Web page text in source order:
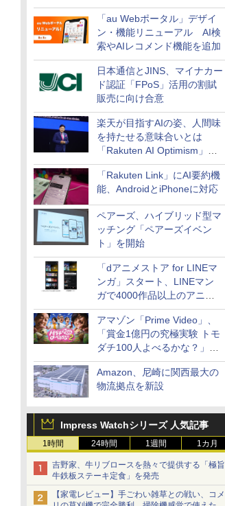
万円引き
「au Webポータル」デザイ
ン・機能リニューアル AI検
索やAIレコメンド機能を追加
日本通信とJINS、マイナカー
ド認証「FPoS」活用の割賦
販売に向け合意
楽天が目指すAIの姿、人間味
を持たせる意味合いとは
「Rakuten AI Optimism」三
木谷氏の基調講演
「Rakuten Link」にAI要約機
能、AndroidとiPhoneに対応
ペアーズ、ハイブリッド型マ
ッチング「ペアーズイベン
ト」を開始
「dアニメストア for LINEマ
ンガ」スタート、LINEマン
ガで4000作品以上のアニメ
見放題
アマゾン「Prime Video」、
「賞金1億円の究極実験 トモ
ダチ100人よべるかな？」シ
ーズン2の参加者公開
Amazon、尼崎に関西最大の
物流拠点を新設
Impress Watchシリーズ 人気記事
1時間 24時間 1週間 1カ月
吉野家、牛リブロースを熱々で提供する「極旨
牛鉄板ステーキ定食」を発売
【家電レビュー】手ごわい雑草との戦い、コメ